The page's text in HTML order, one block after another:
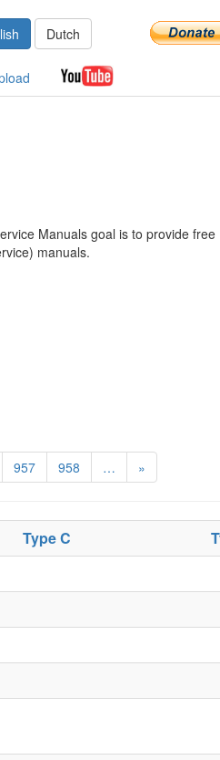
Dutch
Manuals goal is to provide free
manuals.
957 958 … »
Type C